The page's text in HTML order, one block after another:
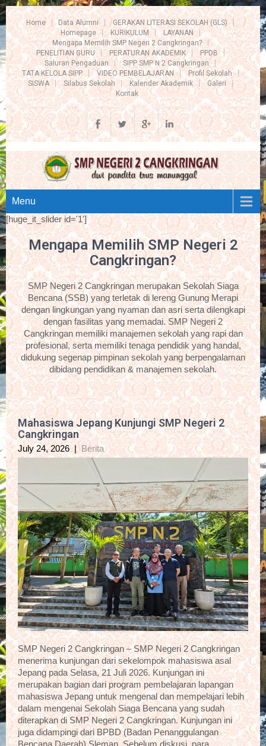
Home Data Alumni
GERAKAN LITERASI SEKOLAH (GLS)
Homepage
KURIKULUM
LAYANAN
Mengapa Memilih SMP Negeri 2 Cangkringan?
PENELITIAN GURU
PERATURAN AKADEMIK
PPDB
Saluran Pengaduan
SIPP SMP N 2 Cangkringan
TATA KELOLA SIPP
VIDEO PEMBELAJARAN
Profil Sekolah
SISWA
Silabus Sekolah Kalender Akademik
Galeri
Kontak
Menu
[huge_it_slider id='1']
Mengapa Memilih SMP Negeri 2
Cangkringan?
SMP Negeri 2 Cangkringan merupakan Sekolah Siaga
Bencana (SSB) yang terletak di lereng Gunung Merapi
dengan lingkungan yang nyaman dan asri serta dilengkapi
dengan fasilitas yang memadai. SMP Negeri 2
Cangkringan memiliki manajemen sekolah yang rapi dan
profesional, serta memiliki tenaga pendidik yang handal,
didukung segenap pimpinan sekolah yang berpengalaman
dibidang pendidikan & manajemen sekolah.
Mahasiswa Jepang Kunjungi SMP Negeri 2
Cangkringan
July 24, 2026 |Berita
SMP Negeri 2 Cangkringan – SMP Negeri 2 Cangkringan
menerima kunjungan dari sekelompok mahasiswa asal
Jepang pada Selasa, 21 Juli 2026. Kunjungan ini
merupakan bagian dari program pembelajaran lapangan
mahasiswa Jepang untuk mengenal dan mempelajari lebih
dalam mengenai Sekolah Siaga Bencana yang sudah
diterapkan di SMP Negeri 2 Cangkringan. Kunjungan ini
juga didampingi dari BPBD (Badan Penanggulangan
Bencana Daerah) Sleman. Sebelum diskusi, para